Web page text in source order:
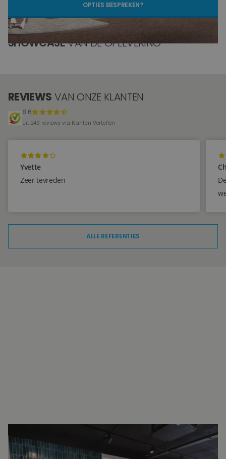
Blog
Tegelviewer
Reviews
OPTIES BESPREKEN?
SHOWCASEVAN DE OPLEVERING
REVIEWS VAN ONZE KLANTEN
8.6
Uit 249 reviews via Klanten Vertellen
Yvette
Zeer tevreden
ALLE REFERENTIES
INTERESSE? NEEM VOOR MEER INFORMATIE
CONTACT OP.